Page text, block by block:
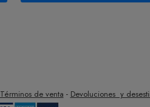
Términos de venta - Devoluciones y